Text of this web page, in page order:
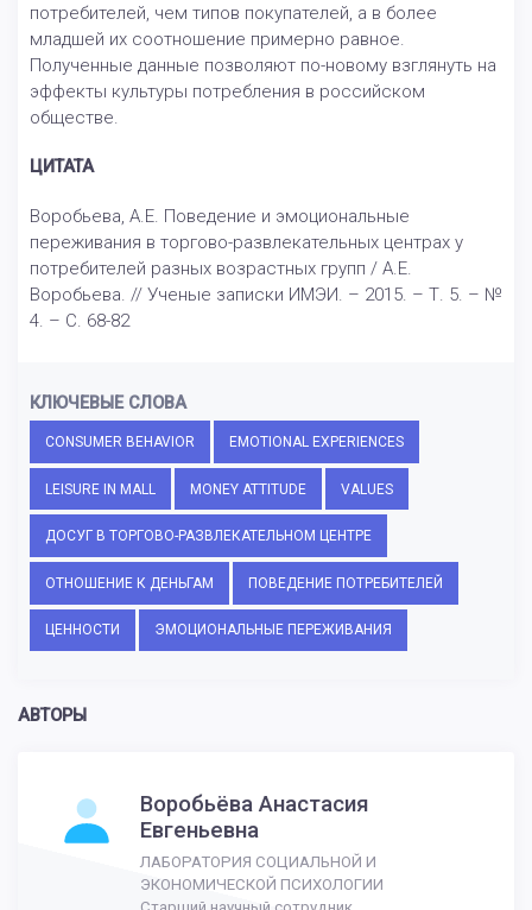
потребителей, чем типов покупателей, а в более
младшей их соотношение примерно равное.
Полученные данные позволяют по-новому взглянуть на
эффекты культуры потребления в российском
обществе.
ЦИТАТА
Воробьева, А.Е. Поведение и эмоциональные
переживания в торгово-развлекательных центрах у
потребителей разных возрастных групп / А.Е.
Воробьева. // Ученые записки ИМЭИ. – 2015. – Т. 5. – №
4. – С. 68-82
КЛЮЧЕВЫЕ СЛОВА
CONSUMER BEHAVIOR EMOTIONAL EXPERIENCES
LEISURE IN MALL MONEY ATTITUDE VALUES
ДОСУГ В ТОРГОВО-РАЗВЛЕКАТЕЛЬНОМ ЦЕНТРЕ
ОТНОШЕНИЕ К ДЕНЬГАМ ПОВЕДЕНИЕ ПОТРЕБИТЕЛЕЙ
ЦЕННОСТИ ЭМОЦИОНАЛЬНЫЕ ПЕРЕЖИВАНИЯ
АВТОРЫ
Воробьёва Анастасия
Евгеньевна
ЛАБОРАТОРИЯ СОЦИАЛЬНОЙ И
ЭКОНОМИЧЕСКОЙ ПСИХОЛОГИИ